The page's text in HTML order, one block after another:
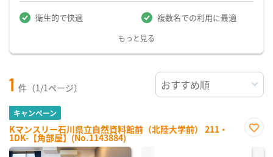
衛生的で快適 複数名での利用に最適
もっと見る
1 件（1/1ページ）
キャンペーン
Kマンスリー石川県立自然資料館前（北陸大学前） 211・
1DK-【角部屋】(No.1143884)
に入